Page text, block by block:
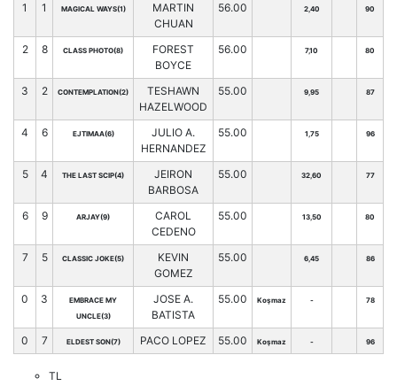
1
1 MAGICAL WAYS(1)
MARTIN
CHUAN
56.00 2,40 90
2 8 CLASS PHOTO(8)
FOREST
BOYCE
56.00 7,10 80
3 2 CONTEMPLATION(2)
TESHAWN
HAZELWOOD
55.00 9,95 87
4 6 EJTIMAA(6)
JULIO A.
HERNANDEZ
55.00 1,75 96
5 4 THE LAST SCIP(4)
JEIRON
BARBOSA
55.00 32,60 77
6 9 ARJAY(9)
CAROL
CEDENO
55.00 13,50 80
7 5 CLASSIC JOKE(5)
KEVIN
GOMEZ
55.00 6,45 86
0 3
EMBRACE MY
UNCLE(3)
JOSE A.
BATISTA
55.00 Koşmaz - 78
0 7 ELDEST SON(7) PACO LOPEZ 55.00 Koşmaz - 96
TL